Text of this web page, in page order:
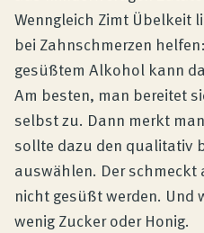
Wenngleich Zimt Übelkeit
bei Zahnschmerzen
gesüßtem Alkohol kann
Am besten, man bereitet
selbst zu. Dann merkt
sollte dazu den qualitativ
auswählen. Der
nicht gesüßt werden. Und
wenig Zucker oder Honig.